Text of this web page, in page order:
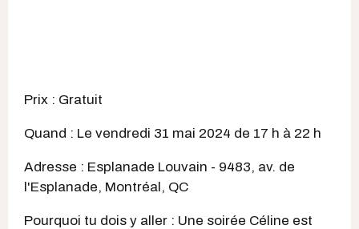
Prix : Gratuit
Quand : Le vendredi 31 mai 2024 de 17 h à 22 h
Adresse : Esplanade Louvain - 9483, av. de
l'Esplanade, Montréal, QC
Pourquoi tu dois y aller : Une soirée Céline est